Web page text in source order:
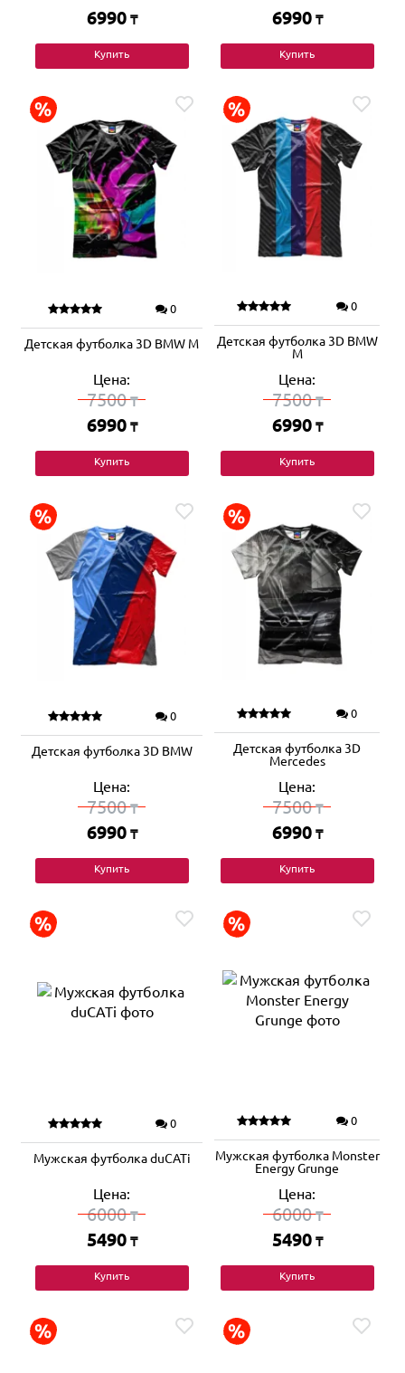
6990 ₸
Купить
6990 ₸
Купить
0
Детская футболка 3D BMW M
Цена:
7500₸
6990 ₸
Купить
0
Детская футболка 3D BMW
M
Цена:
7500₸
6990 ₸
Купить
0
Детская футболка 3D BMW
Цена:
7500₸
6990 ₸
Купить
0
Детская футболка 3D
Mercedes
Цена:
7500₸
6990 ₸
Купить
0
Мужская футболка duCATi
Цена:
6000₸
5490 ₸
Купить
0
Мужская футболка Monster
Energy Grunge
Цена:
6000₸
5490 ₸
Купить